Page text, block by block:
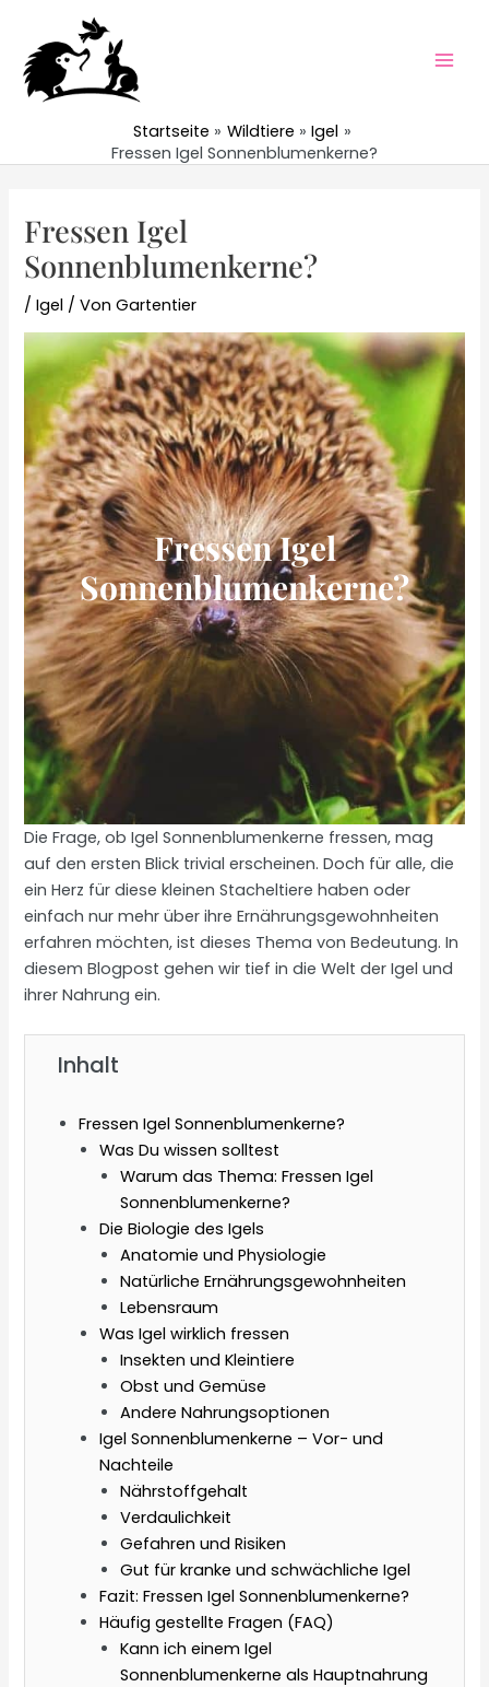
springen
Startseite Wildtiere
Igel
Fressen Igel Sonnenblumenkerne?
Fressen Igel
Sonnenblumenkerne?
/Igel / VonGartentier
Fressen Igel
Sonnenblumenkerne?
Die Frage, ob Igel Sonnenblumenkerne fressen, mag
auf den ersten Blick trivial erscheinen. Doch für alle, die
ein Herz für diese kleinen Stacheltiere haben oder
einfach nur mehr über ihre Ernährungsgewohnheiten
erfahren möchten, ist dieses Thema von Bedeutung. In
diesem Blogpost gehen wir tief in die Welt der Igel und
ihrer Nahrung ein.
Inhalt
Fressen Igel Sonnenblumenkerne?
Was Du wissen solltest
Warum das Thema: Fressen Igel
Sonnenblumenkerne?
Die Biologie des Igels
Anatomie und Physiologie
Natürliche Ernährungsgewohnheiten
Lebensraum
Was Igel wirklich fressen
Insekten und Kleintiere
Obst und Gemüse
Andere Nahrungsoptionen
Igel Sonnenblumenkerne – Vor- und
Nachteile
Nährstoffgehalt
Verdaulichkeit
Gefahren und Risiken
Gut für kranke und schwächliche Igel
Fazit: Fressen Igel Sonnenblumenkerne?
Häufig gestellte Fragen (FAQ)
Kann ich einem Igel
Sonnenblumenkerne als Hauptnahrung